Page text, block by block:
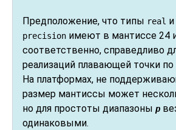
Предположение, что типы real и
precision имеют в мантиссе 24
соответственно, справедливо
реализаций плавающей точки по
На платформах, не
размер мантиссы может
но для простоты диапазоны p
одинаковыми.